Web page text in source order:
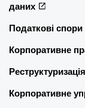
даних
Податкові спори
Корпоративне
Реструктуризація
Корпоративне